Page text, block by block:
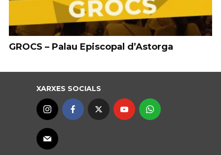
GROCS – Palau Episcopal d’Astorga
XARXES SOCIALS